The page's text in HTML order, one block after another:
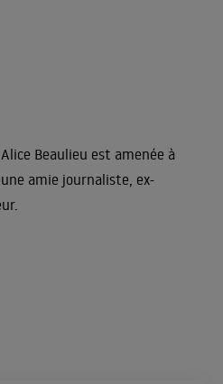
Beaulieu est amenée à
amie journaliste, ex-